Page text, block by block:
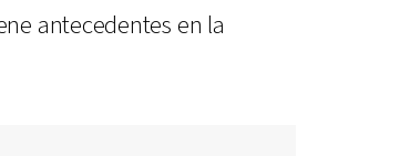
antecedentes en la